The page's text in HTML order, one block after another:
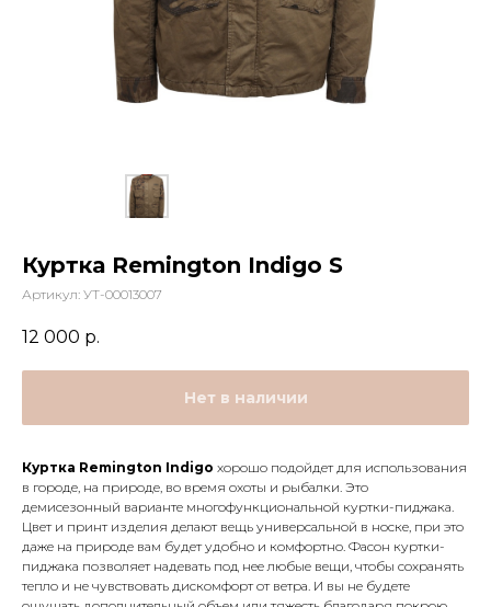
Куртка Remington Indigo S
Артикул: УТ-00013007
12 000 р.
Нет в наличии
Куртка Remington Indigo хорошо подойдет для использования
в городе, на природе, во время охоты и рыбалки. Это
демисезонный варианте многофункциональной куртки-пиджака.
Цвет и принт изделия делают вещь универсальной в носке, при это
даже на природе вам будет удобно и комфортно. Фасон куртки-
пиджака позволяет надевать под нее любые вещи, чтобы сохранять
тепло и не чувствовать дискомфорт от ветра. И вы не будете